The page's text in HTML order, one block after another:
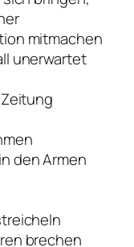
mitmachen
unerwartet
den Armen
brechen